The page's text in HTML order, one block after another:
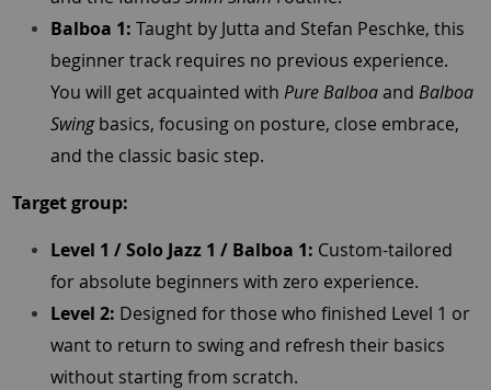
Balboa 1: Taught by Jutta and Stefan Peschke, this
beginner track requires no previous experience.
You will get acquainted with Pure Balboaand Balboa
Swingbasics, focusing on posture, close embrace,
and the classic basic step.
Target group:
Level 1 / Solo Jazz 1 / Balboa 1: Custom-tailored
for absolute beginners with zero experience.
Level 2: Designed for those who finished Level 1 or
want to return to swing and refresh their basics
without starting from scratch.